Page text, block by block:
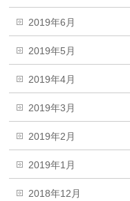
2019年6月
2019年5月
2019年4月
2019年3月
2019年2月
2019年1月
2018年12月